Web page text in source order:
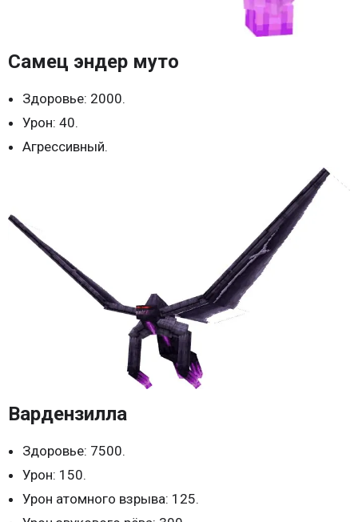
Самец эндер муто
Здоровье: 2000.
Урон: 40.
Агрессивный.
Вардензилла
Здоровье: 7500.
Урон: 150.
Урон атомного взрыва: 125.